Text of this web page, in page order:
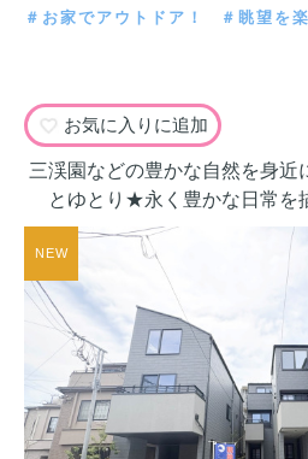
＃お家でアウトドア！
＃眺望を
お気に入りに追加
三渓園などの豊かな自然を身
とゆとり★永く豊かな日常を